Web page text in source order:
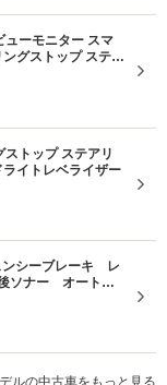
ューモニター スマ
グストップ ステア
ルミホイール
トップ ステアリ
イトレベライザー
シーブレーキ レ
ソナー オートハ
ングヒーター
ルの中古車をもっと見る